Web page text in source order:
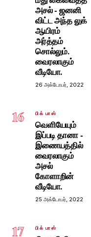
அசல் - ஜனனி
விட்ட அந்த லுக்
ஆயிரம்
அர்த்தம்
சொல்லும்.
வைரலாகும்
வீடியோ.
26 அக்டோபர், 2022
16 பிக் பாஸ்
வெளியேயும்
இப்படி தானா -
இணையத்தில்
வைரலாகும்
அசல்
கோளாறின்
வீடியோ.
25 அக்டோபர், 2022
17 பிக் பாஸ்